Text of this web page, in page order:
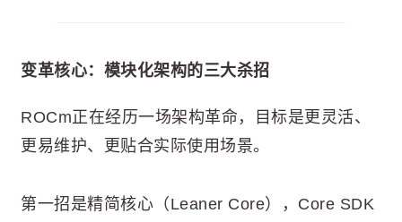
变革核心：模块化架构的三大杀招
ROCm正在经历一场架构革命，目标是更灵活、
更易维护、更贴合实际使用场景。
第一招是精简核心（Leaner Core），Core SDK